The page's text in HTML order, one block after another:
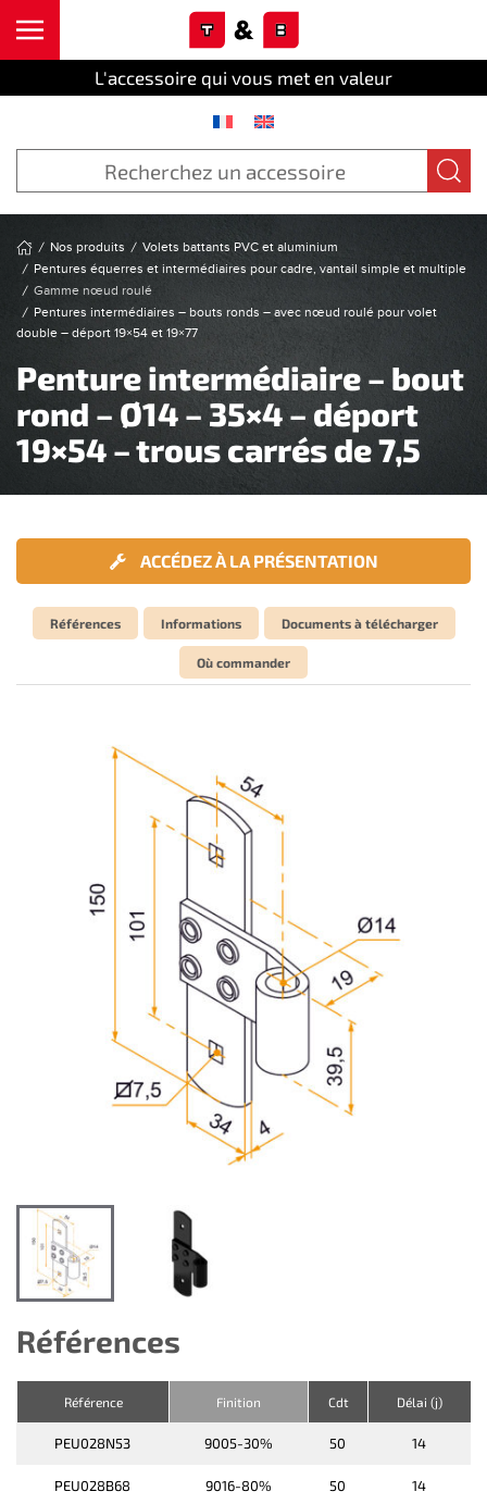
L'accessoire qui vous met en valeur
Nos produits
Volets battants PVC et aluminium
Pentures équerres et intermédiaires pour cadre, vantail simple et multiple
Gamme nœud roulé
Pentures intermédiaires – bouts ronds – avec nœud roulé pour volet
double – déport 19×54 et 19×77
Penture intermédiaire – bout
rond – Ø14 – 35×4 – déport
19×54 – trous carrés de 7,5
ACCÉDEZ À LA PRÉSENTATION
Références Informations Documents à télécharger
Où commander
Références
Référence Finition Cdt Délai (j)
PEU028N53 9005-30% 50 14
PEU028B68 9016-80% 50 14
Cookies management panel